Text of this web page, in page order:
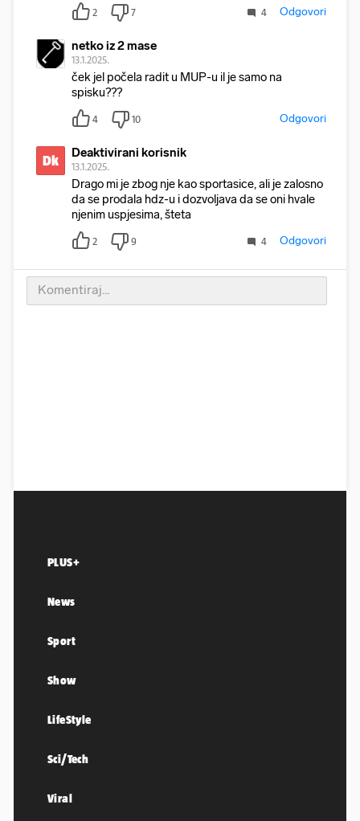
2 7 4 Odgovori
netko iz 2 mase
13.1.2025.
ček jel počela radit u MUP-u il je samo na
spisku???
4 10 Odgovori
Dk Deaktivirani korisnik
13.1.2025.
Drago mi je zbog nje kao sportasice, ali je zalosno
da se prodala hdz-u i dozvoljava da se oni hvale
njenim uspjesima, šteta
2 9 4 Odgovori
PLUS+
News
Sport
Show
LifeStyle
Sci/Tech
Viral